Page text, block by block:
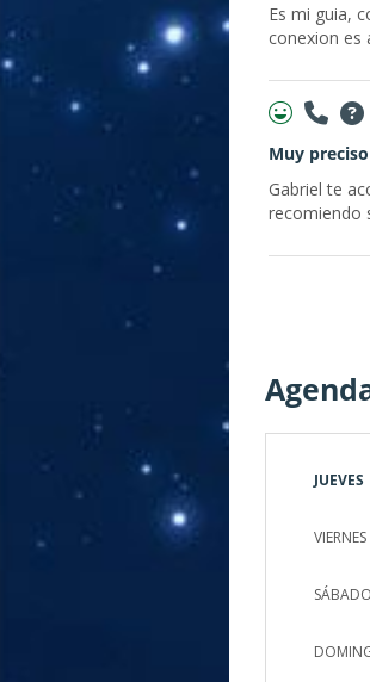
Es mi guia,
conexion es
Muy preciso
Gabriel te
recomiendo
JUEVES
VIERNES
SÁBADO